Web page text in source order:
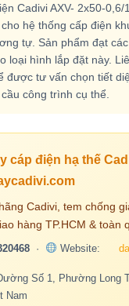
Cadivi AXV- 2x50-0,6/
hệ thống cấp điện
tự. Sản phẩm đạt
loại hình lắp đặt này.
được tư vấn chọn tiết
công trình cụ thể.
cáp điện hạ thế
Cadivi, tem chống
hàng TP.HCM & toàn
· Website:
Số 1, Phường Long
Nam